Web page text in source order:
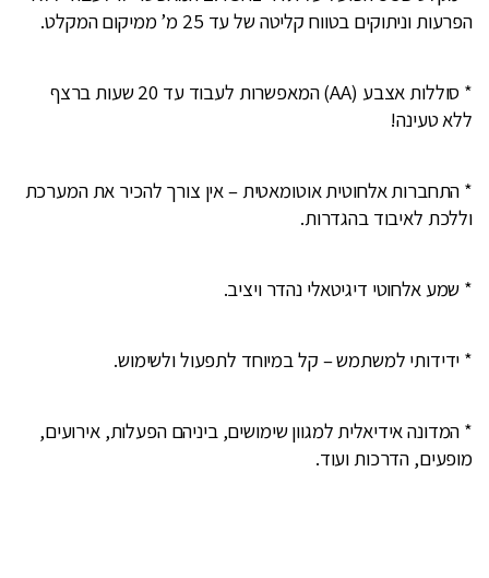
הפרעות וניתוקים בטווח קליטה של עד 25 מ’ ממיקום המקלט.
* סוללות אצבע (AA) המאפשרות לעבוד עד 20 שעות ברצף
ללא טעינה!
* התחברות אלחוטית אוטומאטית – אין צורך להכיר את המערכת
וללכת לאיבוד בהגדרות.
* שמע אלחוטי דיגיטאלי נהדר ויציב.
* ידידותי למשתמש – קל במיוחד לתפעול ולשימוש.
* המדונה אידיאלית למגוון שימושים, ביניהם הפעלות, אירועים,
מופעים, הדרכות ועוד.